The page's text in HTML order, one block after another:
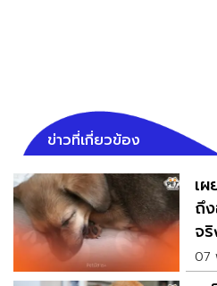
ข่าวที่เกี่ยวข้อง
เ
ถึ
จ
07